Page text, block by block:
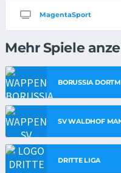
MagentaSport
Mehr Spiele
BORUSSIA
SV WALDHOF
DRITTE LIGA